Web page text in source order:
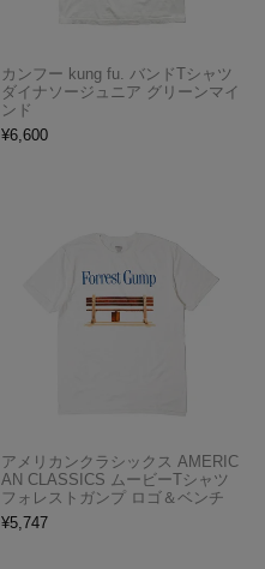
カンフー kung fu. バンドTシャツ
ダイナソージュニア グリーンマイ
ンド
¥6,600
アメリカンクラシックス AMERIC
AN CLASSICS ムービーTシャツ
フォレストガンプ ロゴ＆ベンチ
¥5,747